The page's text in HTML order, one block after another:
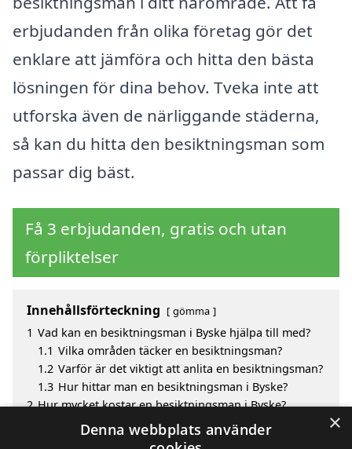
erbjudanden från olika företag gör det
enklare att jämföra och hitta den bästa
lösningen för dina behov. Tveka inte att
utforska även de närliggande städerna,
så kan du hitta den besiktningsman som
passar dig bäst.
Få 3 erbjudanden, gratis och utan
förpliktelser
Innehållsförteckning gömma
1 Vad kan en besiktningsman i Byske hjälpa till med?
1.1 Vilka områden täcker en besiktningsman?
1.2 Varför är det viktigt att anlita en besiktningsman?
1.3 Hur hittar man en besiktningsman i Byske?
2 Hur mycket kostar en besiktningsman i Byske?
Fördelar med att välja besiktningsman i Byske
Sök efter en skicklig besiktningsman i de omgivande
×
Denna webbplats använder